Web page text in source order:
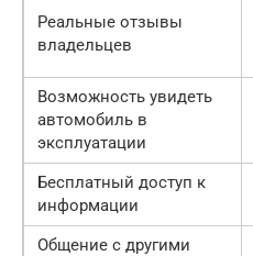
Реальные отзывы
владельцев
Возможность увидеть
автомобиль в
эксплуатации
Бесплатный доступ к
информации
Общение с другими